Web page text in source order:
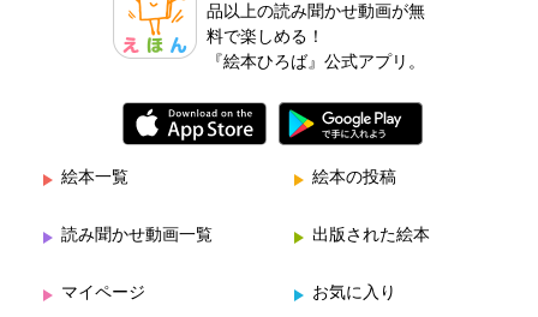
品以上の読み聞かせ動画が無
料で楽しめる！
『絵本ひろば』公式アプリ。
絵本一覧 絵本の投稿
読み聞かせ動画一覧 出版された絵本
マイページ お気に入り